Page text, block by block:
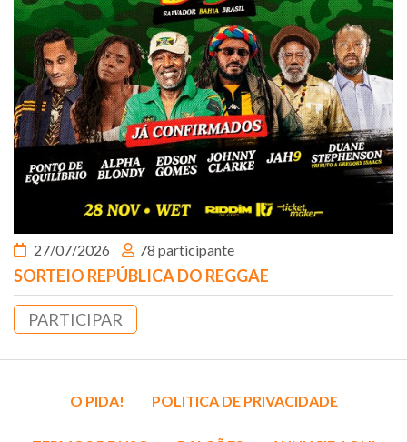
27/07/2026 78 participante
SORTEIO REPÚBLICA DO REGGAE
PARTICIPAR
O PIDA! POLITICA DE PRIVACIDADE